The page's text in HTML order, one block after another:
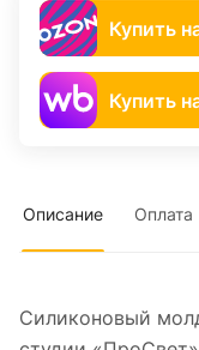
Купить
Купить
Описание Оплата
Силиконовый